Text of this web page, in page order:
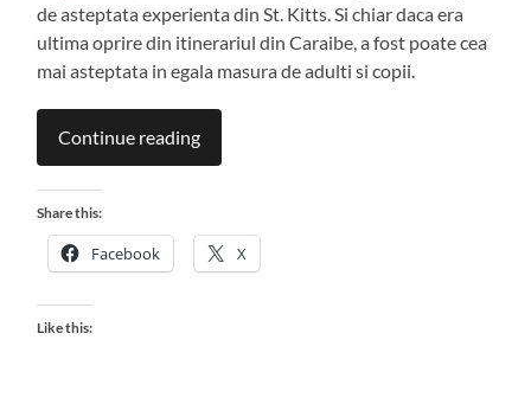
de asteptata experienta din St. Kitts. Si chiar daca era
ultima oprire din itinerariul din Caraibe, a fost poate cea
mai asteptata in egala masura de adulti si copii.
Continue reading
Share this:
Facebook X
Like this: